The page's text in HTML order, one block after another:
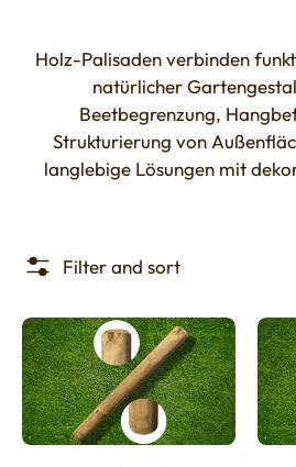
Holz-Palisaden verbinden
natürlicher
Beetbegrenzung,
Strukturierung von
langlebige Lösungen mit
Filter and sort